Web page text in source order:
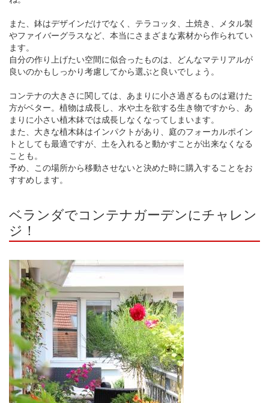
また、鉢はデザインだけでなく、テラコッタ、土焼き、メタル製
やファイバーグラスなど、本当にさまざまな素材から作られてい
ます。
自分の作り上げたい空間に似合ったものは、どんなマテリアルが
良いのかもしっかり考慮してから選ぶと良いでしょう。
コンテナの大きさに関しては、あまりに小さ過ぎるものは避けた
方がベター。植物は成長し、水や土を欲する生き物ですから、あ
まりに小さい植木鉢では成長しなくなってしまいます。
また、大きな植木鉢はインパクトがあり、庭のフォーカルポイン
トとしても最適ですが、土を入れると動かすことが出来なくなる
ことも。
予め、この場所から移動させないと決めた時に購入することをお
すすめします。
ベランダでコンテナガーデンにチャレン
ジ！